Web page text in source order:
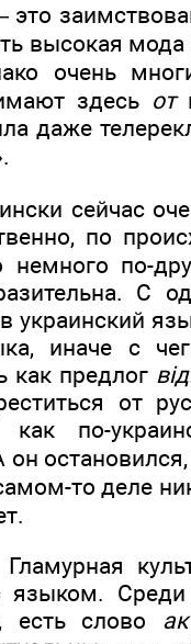
высокая мода
очень
здесь от
даже
сейчас
по
немного по-
С
иначе с
как предлог
от
как по-
то деле
языком.
есть слово